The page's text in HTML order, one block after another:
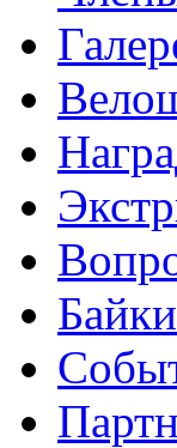
Байки